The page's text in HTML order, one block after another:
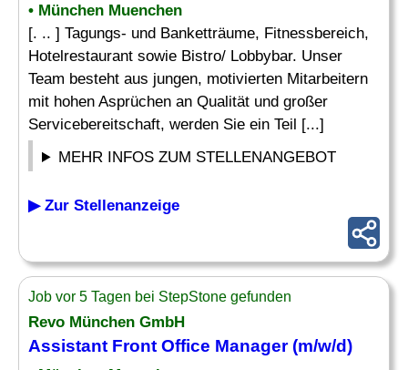
• München Muenchen
[. .. ] Tagungs- und Banketträume, Fitnessbereich,
Hotelrestaurant sowie Bistro/ Lobbybar. Unser
Team besteht aus jungen, motivierten Mitarbeitern
mit hohen Asprüchen an Qualität und großer
Servicebereitschaft, werden Sie ein Teil [...]
MEHR INFOS ZUM STELLENANGEBOT
▶ Zur Stellenanzeige
Job vor 5 Tagen bei StepStone gefunden
Revo München GmbH
Assistant Front Office Manager (m/w/d)